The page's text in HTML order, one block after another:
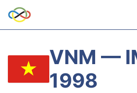
VNM —
1998